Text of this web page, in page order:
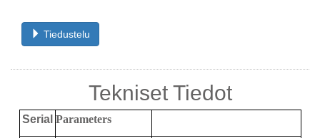
Tiedustelu
Tekniset Tiedot
Serial Parameters